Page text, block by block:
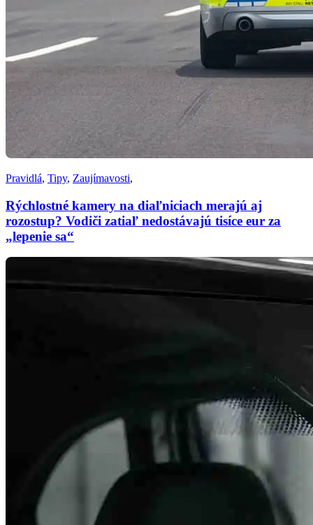
Pravidlá, Tipy, Zaujímavosti,
Rýchlostné kamery na diaľniciach merajú aj
rozostup? Vodiči zatiaľ nedostávajú tisíce eur za
„lepenie sa“